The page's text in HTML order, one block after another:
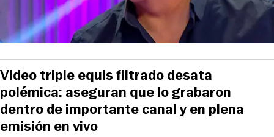
Video triple equis filtrado desata
polémica: aseguran que lo grabaron
dentro de importante canal y en plena
emisión en vivo